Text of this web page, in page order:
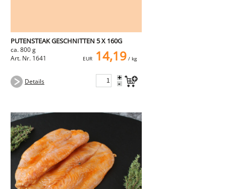
PUTENSTEAK GESCHNITTEN 5 X 160G
ca. 800 g
Art. Nr. 1641
EUR 14,19/ kg
Details +
-